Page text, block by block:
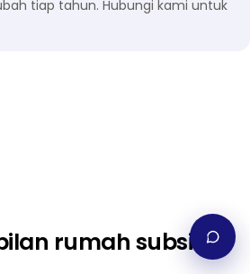
tiap tahun. Hubungi kami untuk
rumah subsidi